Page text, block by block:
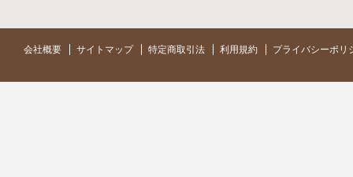
会社概要 サイトマップ 特定商取引法 利用規約 プライバシーポリ